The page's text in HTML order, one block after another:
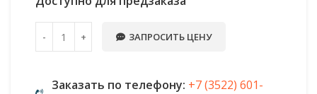
ЗАПРОСИТЬ ЦЕНУ
Заказать по телефону: +7 (3522) 601-